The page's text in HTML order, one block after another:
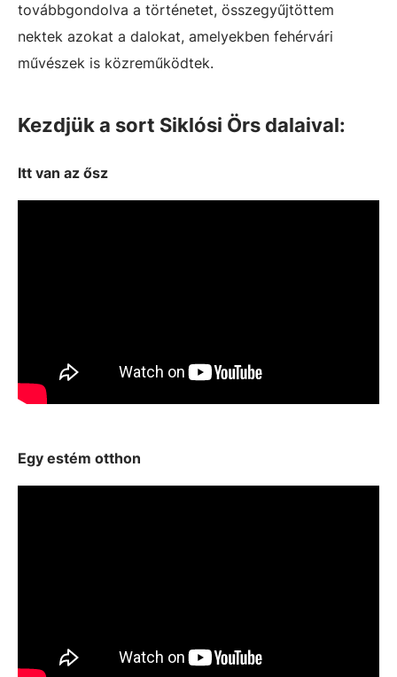
továbbgondolva a történetet, összegyűjtöttem
nektek azokat a dalokat, amelyekben fehérvári
művészek is közreműködtek.
Kezdjük a sort Siklósi Örs dalaival:
Itt van az ősz
Egy estém otthon